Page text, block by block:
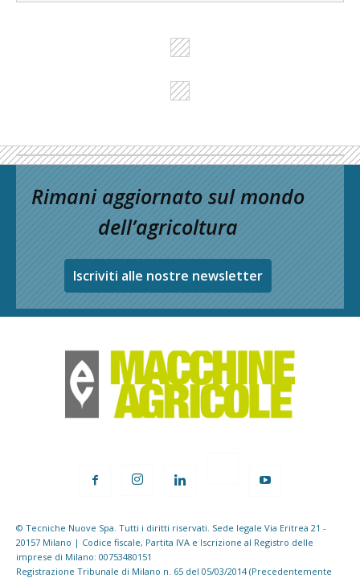
Rimani aggiornato sul mondo
dell’agricoltura
Iscriviti alle nostre newsletter
© Tecniche Nuove Spa. Tutti i diritti riservati. Sede legale Via Eritrea 21 -
20157 Milano | Codice fiscale, Partita IVA e Iscrizione al Registro delle
imprese di Milano: 00753480151
Registrazione Tribunale di Milano n. 65 del 05/03/2014 (Precedentemente